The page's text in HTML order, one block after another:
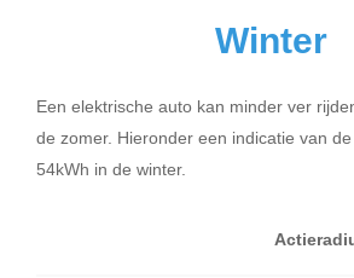
Winter
Een elektrische auto kan minder ver
de zomer. Hieronder een indicatie van
54kWh in de winter.